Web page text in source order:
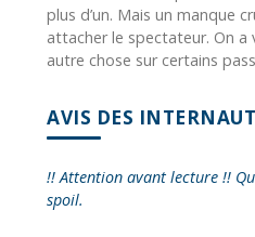
plus d’un. Mais un manque
attacher le spectateur. On a
autre chose sur certains
AVIS DES
!! Attention avant lecture !!
spoil.